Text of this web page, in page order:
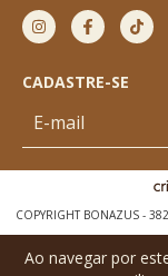
Ao navegar por
CADASTRE-SE
COPYRIGHT BONAZUS -